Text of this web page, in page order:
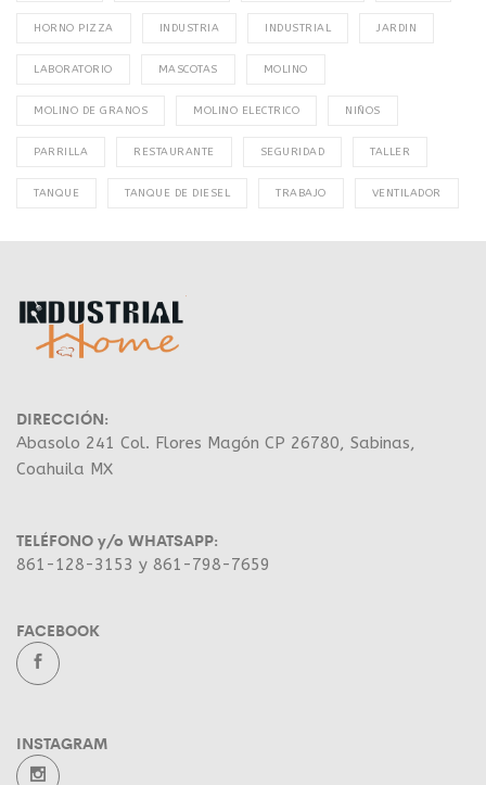
HORNO PIZZA INDUSTRIA INDUSTRIAL JARDIN
LABORATORIO MASCOTAS MOLINO
MOLINO DE GRANOS MOLINO ELECTRICO NIÑOS
PARRILLA RESTAURANTE SEGURIDAD TALLER
TANQUE TANQUE DE DIESEL TRABAJO VENTILADOR
DIRECCIÓN:
Abasolo 241 Col. Flores Magón CP 26780, Sabinas,
Coahuila MX
TELÉFONO y/o WHATSAPP:
861-128-3153 y 861-798-7659
FACEBOOK
INSTAGRAM